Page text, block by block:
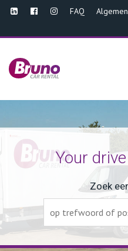
FAQ
Your
Zoek